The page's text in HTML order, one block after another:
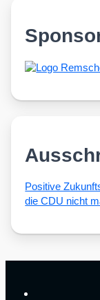
Posi­ti­ve
die CDU nicht